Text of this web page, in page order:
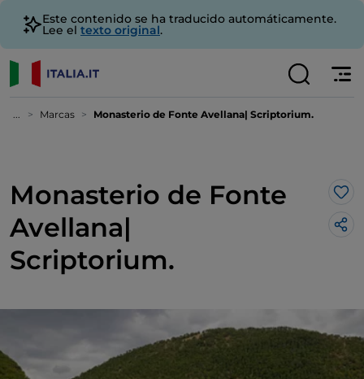
Este contenido se ha traducido automáticamente.
Lee el texto original.
... Marcas Monasterio de Fonte Avellana| Scriptorium.
Monasterio de Fonte
Avellana|
Scriptorium.
Me